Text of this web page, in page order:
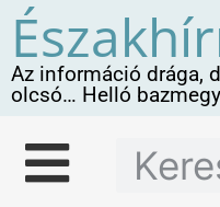
Az információ drága,
olcsó… Helló